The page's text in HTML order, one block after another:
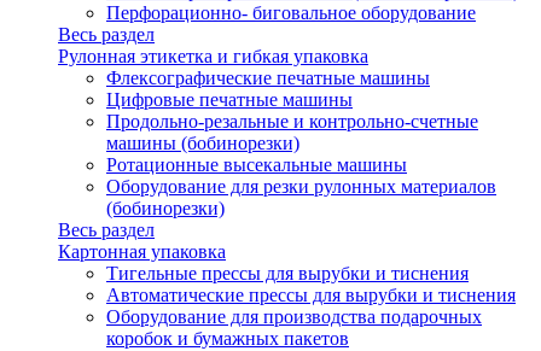
Перфорационно- биговальное оборудование
Весь раздел
Рулонная этикетка и гибкая упаковка
Флексографические печатные машины
Цифровые печатные машины
Продольно-резальные и контрольно-счетные
машины (бобинорезки)
Ротационные высекальные машины
Оборудование для резки рулонных материалов
(бобинорезки)
Весь раздел
Картонная упаковка
Тигельные прессы для вырубки и тиснения
Автоматические прессы для вырубки и тиснения
Оборудование для производства подарочных
коробок и бумажных пакетов